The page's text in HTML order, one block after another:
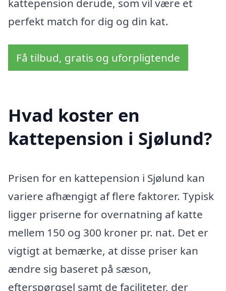
kattepension derude, som vil være et
perfekt match for dig og din kat.
Få tilbud, gratis og uforpligtende
Hvad koster en
kattepension i Sjølund?
Prisen for en kattepension i Sjølund kan
variere afhængigt af flere faktorer. Typisk
ligger priserne for overnatning af katte
mellem 150 og 300 kroner pr. nat. Det er
vigtigt at bemærke, at disse priser kan
ændre sig baseret på sæson,
efterspørgsel samt de faciliteter, der